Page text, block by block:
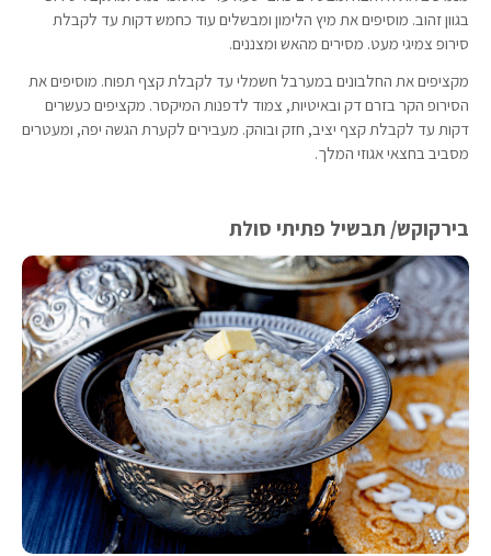
בגוון זהוב. מוסיפים את מיץ הלימון ומבשלים עוד כחמש דקות עד לקבלת
סירופ צמיגי מעט. מסירים מהאש ומצננים.
מקציפים את החלבונים במערבל חשמלי עד לקבלת קצף תפוח. מוסיפים את
הסירופ הקר בזרם דק ובאיטיות, צמוד לדפנות המיקסר. מקציפים כעשרים
דקות עד לקבלת קצף יציב, חזק ובוהק. מעבירים לקערת הגשה יפה, ומעטרים
מסביב בחצאי אגוזי המלך.
בירקוקש/ תבשיל פתיתי סולת